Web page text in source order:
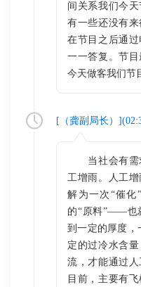
间关系我们今
有一些还没有
在节目之后通
一一答复。节
今天做客我们节
[（龚副局长 ）](
当社会有
工增雨。人工
解为一次“催化
的“原料”——也
到一定的厚度，
定的过冷水含
流，才能通过人
目前，主要有